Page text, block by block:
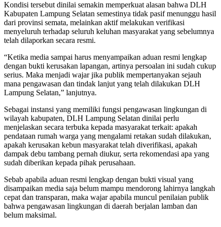
Kondisi tersebut dinilai semakin memperkuat alasan bahwa DLH
Kabupaten Lampung Selatan semestinya tidak pasif menunggu hasil
dari provinsi semata, melainkan aktif melakukan verifikasi
menyeluruh terhadap seluruh keluhan masyarakat yang sebelumnya
telah dilaporkan secara resmi.
“Ketika media sampai harus menyampaikan aduan resmi lengkap
dengan bukti kerusakan lapangan, artinya persoalan ini sudah cukup
serius. Maka menjadi wajar jika publik mempertanyakan sejauh
mana pengawasan dan tindak lanjut yang telah dilakukan DLH
Lampung Selatan,” lanjutnya.
Sebagai instansi yang memiliki fungsi pengawasan lingkungan di
wilayah kabupaten, DLH Lampung Selatan dinilai perlu
menjelaskan secara terbuka kepada masyarakat terkait: apakah
pendataan rumah warga yang mengalami retakan sudah dilakukan,
apakah kerusakan kebun masyarakat telah diverifikasi, apakah
dampak debu tambang pernah diukur, serta rekomendasi apa yang
sudah diberikan kepada pihak perusahaan.
Sebab apabila aduan resmi lengkap dengan bukti visual yang
disampaikan media saja belum mampu mendorong lahirnya langkah
cepat dan transparan, maka wajar apabila muncul penilaian publik
bahwa pengawasan lingkungan di daerah berjalan lamban dan
belum maksimal.